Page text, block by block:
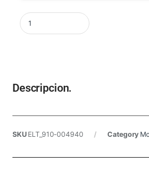
Descripcion.
SKUELT_910-004940 Category